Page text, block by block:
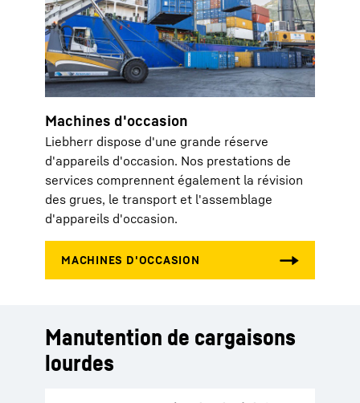
Machines d'occasion
Liebherr dispose d'une grande réserve
d'appareils d'occasion. Nos prestations de
services comprennent également la révision
des grues, le transport et l'assemblage
d'appareils d'occasion.
Manutention de cargaisons
lourdes